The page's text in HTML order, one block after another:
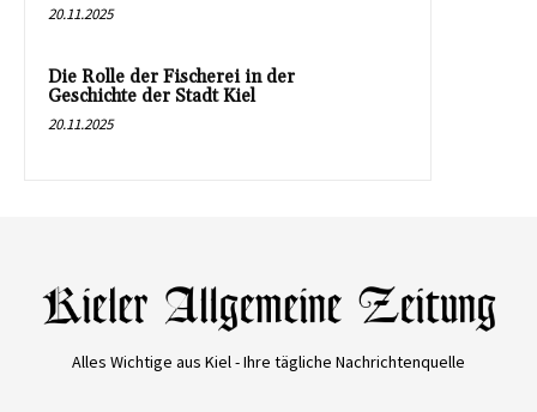
20.11.2025
Die Rolle der Fischerei in der
Geschichte der Stadt Kiel
20.11.2025
Alles Wichtige aus Kiel - Ihre tägliche Nachrichtenquelle